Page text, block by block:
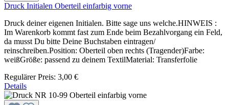
Druck Initialen Oberteil einfarbig vorne
Druck deiner eigenen Initialen. Bitte sage uns welche.HINWEIS :
Im Warenkorb kommt fast zum Ende beim Bezahlvorgang ein Feld,
da musst Du bitte Deine Buchstaben eintragen/
reinschreiben.Position: Oberteil oben rechts (Tragender)Farbe:
weißGröße: passend zu deinem TextilMaterial: Transferfolie
Regulärer Preis: 3,00 €
Details